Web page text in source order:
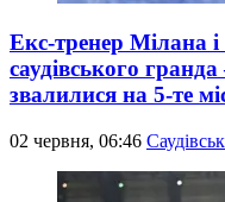
Екс-тренер Мілана і
саудівського
звалилися на 5-те
02 червня, 06:46